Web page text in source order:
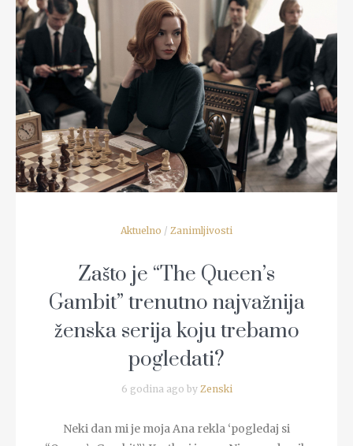
READ MORE
Aktuelno / Zanimljivosti
Zašto je “The Queen’s
Gambit” trenutno najvažnija
ženska serija koju trebamo
pogledati?
6 godina ago by Zenski
Neki dan mi je moja Ana rekla ‘pogledaj si